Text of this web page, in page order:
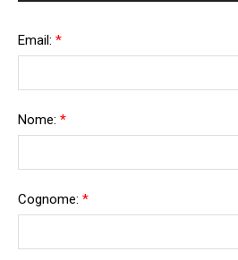
Email: *
Nome: *
Cognome: *